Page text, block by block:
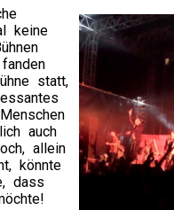
keine
statt,
auch
allein
könnte
dass